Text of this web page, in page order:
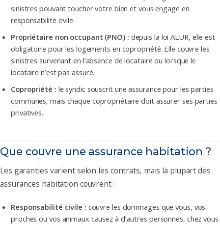
sinistres pouvant toucher votre bien et vous engage en
responsabilité civile.
Propriétaire non occupant (PNO) : depuis la loi ALUR, elle est
obligatoire pour les logements en copropriété. Elle couvre les
sinistres survenant en l’absence de locataire ou lorsque le
locataire n’est pas assuré.
Copropriété : le syndic souscrit une assurance pour les parties
communes, mais chaque copropriétaire doit assurer ses parties
privatives.
Que couvre une assurance habitation ?
Les garanties varient selon les contrats, mais la plupart des
assurances habitation couvrent :
Responsabilité civile : couvre les dommages que vous, vos
proches ou vos animaux causez à d’autres personnes, chez vous